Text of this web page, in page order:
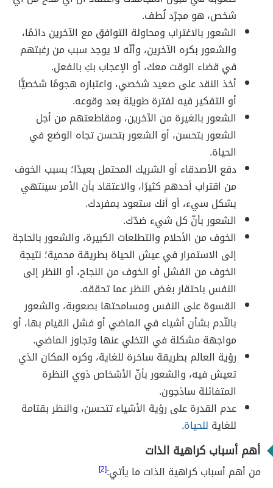
شخص، هو مجرّد لُطف.
الشعور بالاغتراب ومحاولة التوافق مع الآخرين دائمًا،
والشعور بكره الآخرين، وأنّه لا يوجد سبب من رغبتهم
في قضاء الوقت معكَ، أو الإعجاب بكِ بالفعل.
أخذ النقد على صعيد شخصي، واعتباره هجومًا شخصيًّا
أو التفكير فيه لفترة طويلة بعد وقوعه.
الشعور بالغيرة من الآخرين، ومقاطعتهم من أجل
الشعور بتحسن، أو الشعور بتحسن تجاه الوضع في
الحياة.
دفع الأصدقاء أو الشريك المحتمل بعيدًا؛ بسبب الخوف
من اقتراب أحدهم كثيرًا، والاعتقاد بأن الأمر سينتهي
بشكل سيء، أو أنك ستعود بمفردك.
الشعور بأنّ كل شيء ضدّك.
الخوف من الأحلام والتطلعات الكبيرة، والشعور بالحاجة
إلى الاستمرار في عيش الحياة بطريقة محمية؛ نتيجة
الخوف من الفشل أو الخوف من النجاح، أو النظر إلى
النفس باحتقار بغض النظر عما تحققه.
القسوة على النفس ومسامحتها بصعوبة، والشعور
بالنّدم بشأن أشياء في الماضي أو فشل القيام بها، أو
مواجهة مشكلة في التخلي عنها وتجاوز الماضي.
رؤية العالم بطريقة ساخرة للغاية، وكره المكان الذي
تعيش فيه، والشعور بأنّ الأشخاص ذوي النظرة
المتفائلة ساذجون.
عدم القدرة على رؤية الأشياء تتحسن، والنظر بقتامة
للغاية للحياة.
أهم أسباب كراهية الذات
من أهم أسباب كراهية الذات ما يأتي:[2]